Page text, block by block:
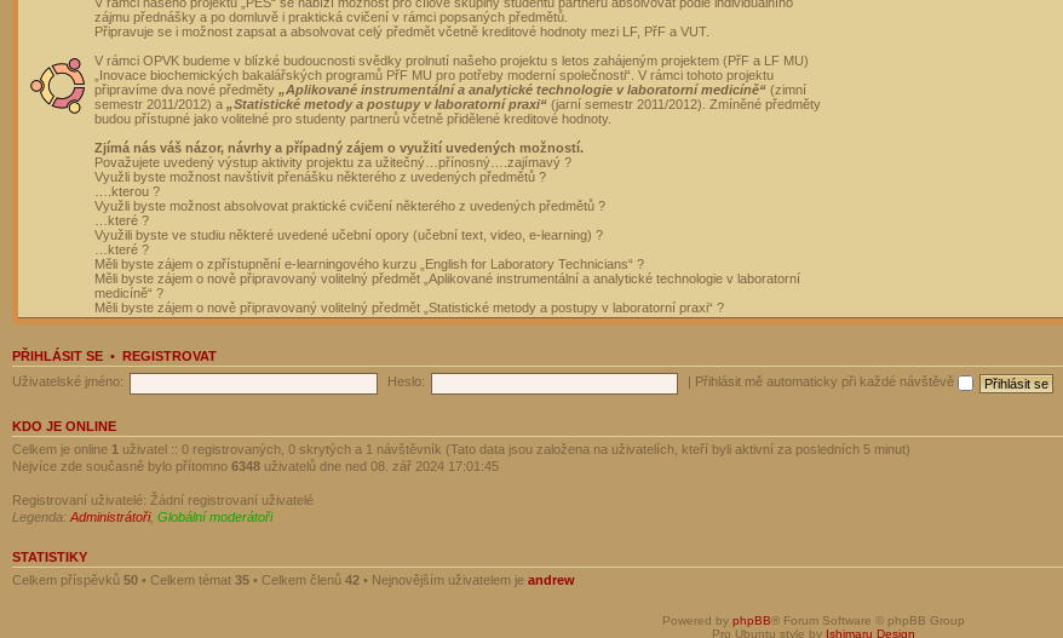
zájmu přednášky a po domluvě i praktická cvičení v rámci popsaných předmětů.
Připravuje se i možnost zapsat a absolvovat celý předmět včetně kreditové hodnoty mezi LF, PřF a VUT.
V rámci OPVK budeme v blízké budoucnosti svědky prolnutí našeho projektu s letos zahájeným projektem (PřF a LF MU)
„Inovace biochemických bakalářských programů PřF MU pro potřeby moderní společnosti“. V rámci tohoto projektu
připravíme dva nové předměty „Aplikované instrumentální a analytické technologie v laboratorní medicíně“ (zimní
semestr 2011/2012) a „Statistické metody a postupy v laboratorní praxi“ (jarní semestr 2011/2012). Zmíněné předměty
budou přístupné jako volitelné pro studenty partnerů včetně přidělené kreditové hodnoty.
Zjímá nás váš názor, návrhy a případný zájem o využití uvedených možností.
Považujete uvedený výstup aktivity projektu za užitečný…přínosný….zajímavý ?
Využli byste možnost navštívit přenášku některého z uvedených předmětů ?
….kterou ?
Využli byste možnost absolvovat praktické cvičení některého z uvedených předmětů ?
…které ?
Využili byste ve studiu některé uvedené učební opory (učební text, video, e-learning) ?
…které ?
Měli byste zájem o zpřístupnění e-learningového kurzu „English for Laboratory Technicians“ ?
Měli byste zájem o nově připravovaný volitelný předmět „Aplikované instrumentální a analytické technologie v laboratorní
medicíně“ ?
Měli byste zájem o nově připravovaný volitelný předmět „Statistické metody a postupy v laboratorní praxi“ ?
PŘIHLÁSIT SE • REGISTROVAT
Uživatelské jméno:
Heslo: Přihlásit mě automaticky při každé návštěvě
KDO JE ONLINE
Celkem je online 1 uživatel :: 0 registrovaných, 0 skrytých a 1 návštěvník (Tato data jsou založena na uživatelích, kteří byli aktivní za posledních 5 minut)
Nejvíce zde současně bylo přítomno 6348 uživatelů dne ned 08. zář 2024 17:01:45
Registrovaní uživatelé: Žádní registrovaní uživatelé
Legenda: Administrátoři, Globální moderátoři
STATISTIKY
Celkem příspěvků 50 • Celkem témat 35 • Celkem členů 42 • Nejnovějším uživatelem je andrew
Powered by phpBB® Forum Software © phpBB Group
Pro Ubuntu style by Ishimaru Design